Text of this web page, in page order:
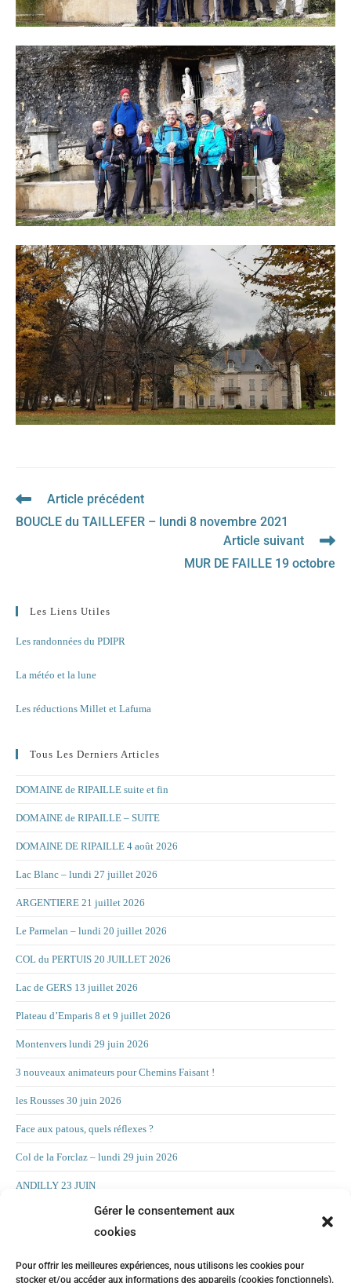
Gérer le consentement aux
cookies
Pour offrir les meilleures expériences, nous utilisons les cookies pour
stocker et/ou accéder aux informations des appareils (cookies fonctionnels).
Read
articles
Article précédent
BOUCLE du TAILLEFER – lundi 8 novembre 2021
Article suivant
MUR DE FAILLE 19 octobre
Les Liens Utiles
Les randonnées du PDIPR
La météo et la lune
Les réductions Millet et Lafuma
Tous Les Derniers Articles
DOMAINE de RIPAILLE suite et fin
DOMAINE de RIPAILLE – SUITE
DOMAINE DE RIPAILLE 4 août 2026
Lac Blanc – lundi 27 juillet 2026
ARGENTIERE 21 juillet 2026
Le Parmelan – lundi 20 juillet 2026
COL du PERTUIS 20 JUILLET 2026
Lac de GERS 13 juillet 2026
Plateau d’Emparis 8 et 9 juillet 2026
Montenvers lundi 29 juin 2026
3 nouveaux animateurs pour Chemins Faisant !
les Rousses 30 juin 2026
Face aux patous, quels réflexes ?
Col de la Forclaz – lundi 29 juin 2026
ANDILLY 23 JUIN
Montagne de Foge – lundi 22 juin 2026
La Croix d’Allant – lundi 8 juin 2026